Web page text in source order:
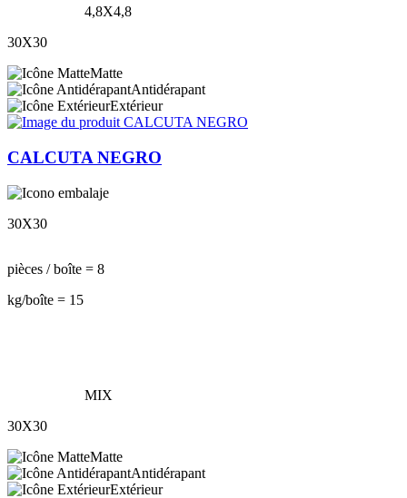
4,8X4,8
30X30
Matte
Antidérapant
Extérieur
CALCUTA NEGRO
30X30
pièces / boîte = 8
kg/boîte = 15
MIX
30X30
Matte
Antidérapant
Extérieur